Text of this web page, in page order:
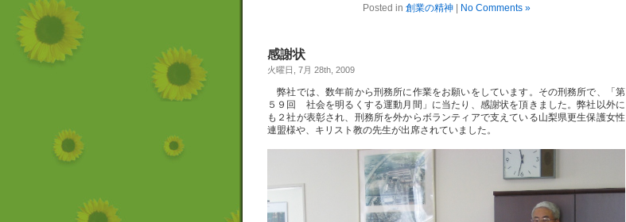
Posted in 創業の精神| No Comments »
感謝状
火曜日, 7月 28th, 2009
弊社では、数年前から刑務所に作業をお願いをしています。その刑務所で、「第
５９回 社会を明るくする運動月間」に当たり、感謝状を頂きました。弊社以外に
も２社が表彰され、刑務所を外からボランティアで支えている山梨県更生保護女性
連盟様や、キリスト教の先生が出席されていました。